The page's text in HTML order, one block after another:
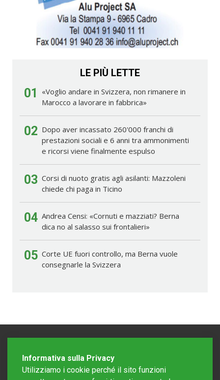
LE PIÙ LETTE
01
«Voglio andare in Svizzera, non rimanere in
Marocco a lavorare in fabbrica»
02 Dopo aver incassato 260'000 franchi di
prestazioni sociali e 6 anni tra ammonimenti
e ricorsi viene finalmente espulso
03 Corsi di nuoto gratis agli asilanti: Mazzoleni
chiede chi paga in Ticino
04 Andrea Censi: «Cornuti e mazziati? Berna
dica no al salasso sui frontalieri»
05 Corte UE fuori controllo, ma Berna vuole
consegnarle la Svizzera
Informativa sulla Privacy
Utilizziamo i cookie perché il sito funzioni